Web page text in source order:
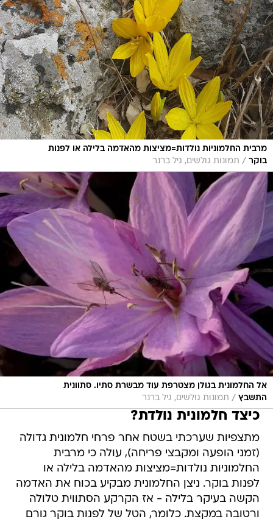
מרבית החלמוניות נולדות=מציצות מהאדמה בלילה או לפנות
בוקר / תמונות גולשים, גיל ברנר
אל החלמונית בגולן מצטרפת עוד מבשרת סתיו. סתוונית
התשבץ / תמונות גולשים, גיל ברנר
כיצד חלמונית נולדת?
מתצפיות שערכתי בשטח אחר פרחי חלמונית גדולה
(זמני הופעה ומקבצי פריחה), עולה כי מרבית
החלמוניות נולדות=מציצות מהאדמה בלילה או
לפנות בוקר. ניצן החלמונית מבקיע בכוח את האדמה
הקשה בעיקר בלילה - אז הקרקע הסתווית טלולה
ורטובה במקצת. כלומר, הטל של לפנות בוקר גורם